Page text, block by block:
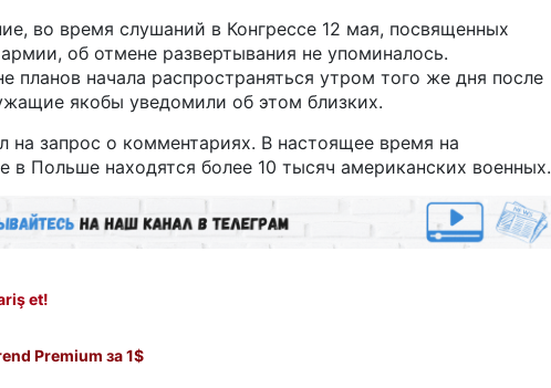
во время слушаний в Конгрессе 12 мая, посвященных
об отмене развертывания не упоминалось.
планов начала распространяться утром того же дня после
якобы уведомили об этом близких.
на запрос о комментариях. В настоящее время на
в Польше находятся более 10 тысяч американских военных.
et!
Premium за 1$